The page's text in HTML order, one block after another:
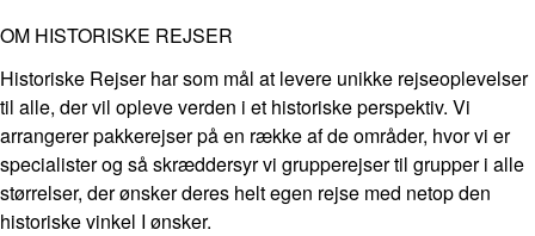
OM HISTORISKE REJSER
Historiske Rejser har som mål at levere unikke rejseoplevelser
til alle, der vil opleve verden i et historiske perspektiv. Vi
arrangerer pakkerejser på en række af de områder, hvor vi er
specialister og så skræddersyr vi grupperejser til grupper i alle
størrelser, der ønsker deres helt egen rejse med netop den
historiske vinkel I ønsker.